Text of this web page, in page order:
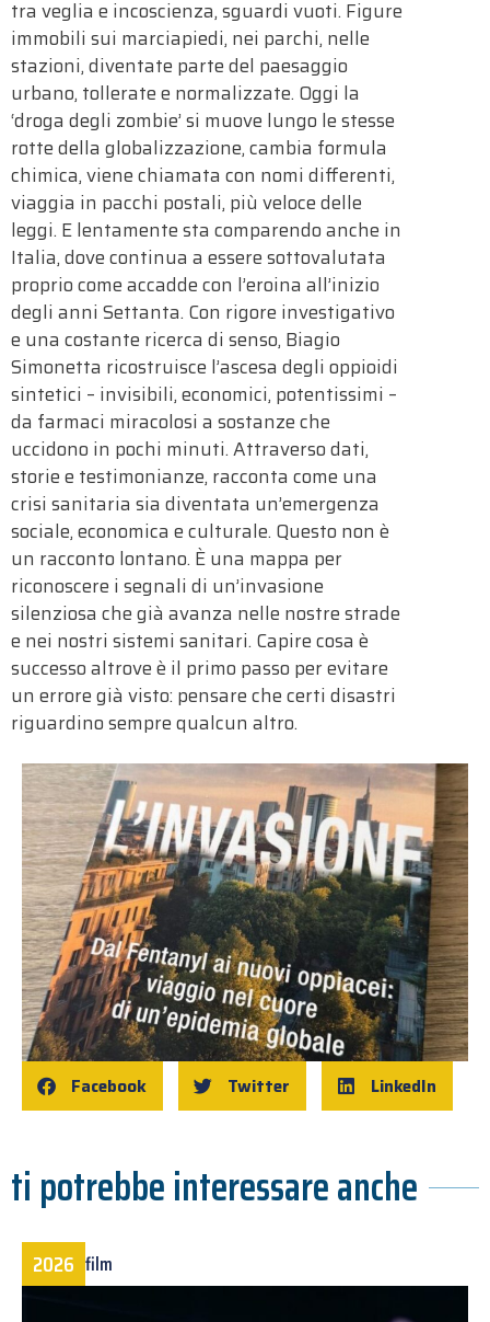
tra veglia e incoscienza, sguardi vuoti. Figure
immobili sui marciapiedi, nei parchi, nelle
stazioni, diventate parte del paesaggio
urbano, tollerate e normalizzate. Oggi la
‘droga degli zombie’ si muove lungo le stesse
rotte della globalizzazione, cambia formula
chimica, viene chiamata con nomi differenti,
viaggia in pacchi postali, più veloce delle
leggi. E lentamente sta comparendo anche in
Italia, dove continua a essere sottovalutata
proprio come accadde con l’eroina all’inizio
degli anni Settanta. Con rigore investigativo
e una costante ricerca di senso, Biagio
Simonetta ricostruisce l’ascesa degli oppioidi
sintetici – invisibili, economici, potentissimi –
da farmaci miracolosi a sostanze che
uccidono in pochi minuti. Attraverso dati,
storie e testimonianze, racconta come una
crisi sanitaria sia diventata un’emergenza
sociale, economica e culturale. Questo non è
un racconto lontano. È una mappa per
riconoscere i segnali di un’invasione
silenziosa che già avanza nelle nostre strade
e nei nostri sistemi sanitari. Capire cosa è
successo altrove è il primo passo per evitare
un errore già visto: pensare che certi disastri
riguardino sempre qualcun altro.
Facebook Twitter LinkedIn
ti potrebbe interessare anche
2026 film